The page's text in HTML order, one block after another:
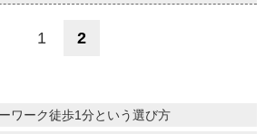
1 2
ワーク徒歩1分という選び方